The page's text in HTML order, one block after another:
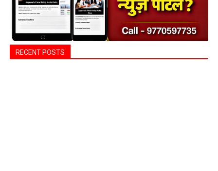
RECENT POSTS